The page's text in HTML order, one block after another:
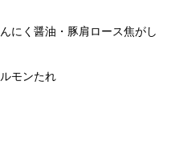
にく醤油・豚肩ロース焦がし
モンたれ